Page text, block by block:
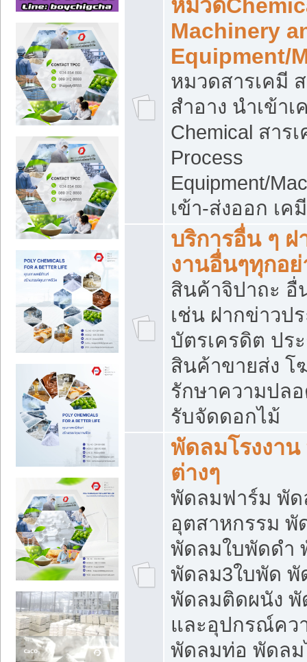
หมวด
Machinery
Equipment/
หมวดสารเคมี
สำอาง นำเข้
Chemical สาร
Process
Equipment/
เข้า-ส่งออก เ
บริการอื่น ๆ
งานอื่นๆทุกอ
สินค้าจิปาถะ อื่
เช่น ฝากข่าวป
บัตรเครดิต ปร
สินค้าขายส่ง
รักษาความปล
รับจัดดอกไม้
พัดลมโรงงา
ต่างๆ
พัดลมฟาร์ม พัด
อุตสาหกรรม
พัดลมใบพัดดำ
พัดลม3ใบพัด พั
พัดลมติดผนัง
และอุปกรณ์คว
พัดลมท่อ พัดลม